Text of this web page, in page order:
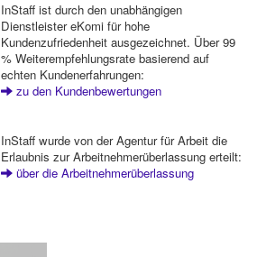
InStaff ist durch den unabhängigen
Dienstleister eKomi für hohe
Kundenzufriedenheit ausgezeichnet. Über 99
% Weiterempfehlungsrate basierend auf
echten Kundenerfahrungen:
zu den Kundenbewertungen
InStaff wurde von der Agentur für Arbeit die
Erlaubnis zur Arbeitnehmerüberlassung erteilt:
über die Arbeitnehmerüberlassung